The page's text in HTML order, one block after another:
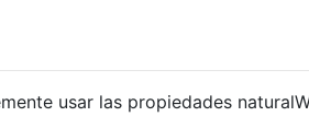
usar las propiedades